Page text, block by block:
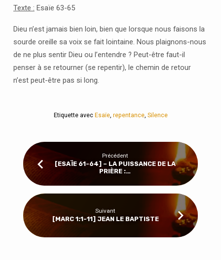
OÙ
ES-
TU
?
Texte : Esaïe 63-65
Dieu n’est jamais bien loin, bien que lorsque nous faisons la
sourde oreille sa voix se fait lointaine. Nous plaignons-nous
de ne plus sentir Dieu ou l’entendre ? Peut-être faut-il
penser à se retourner (se repentir), le chemin de retour
n’est peut-être pas si long.
Etiquette avec Esaïe, repentance, Silence
Précédent
[ESAÏE 61-64] – LA PUISSANCE DE LA
PRIÈRE :…
Suivant
[MARC 1:1-11] JEAN LE BAPTISTE